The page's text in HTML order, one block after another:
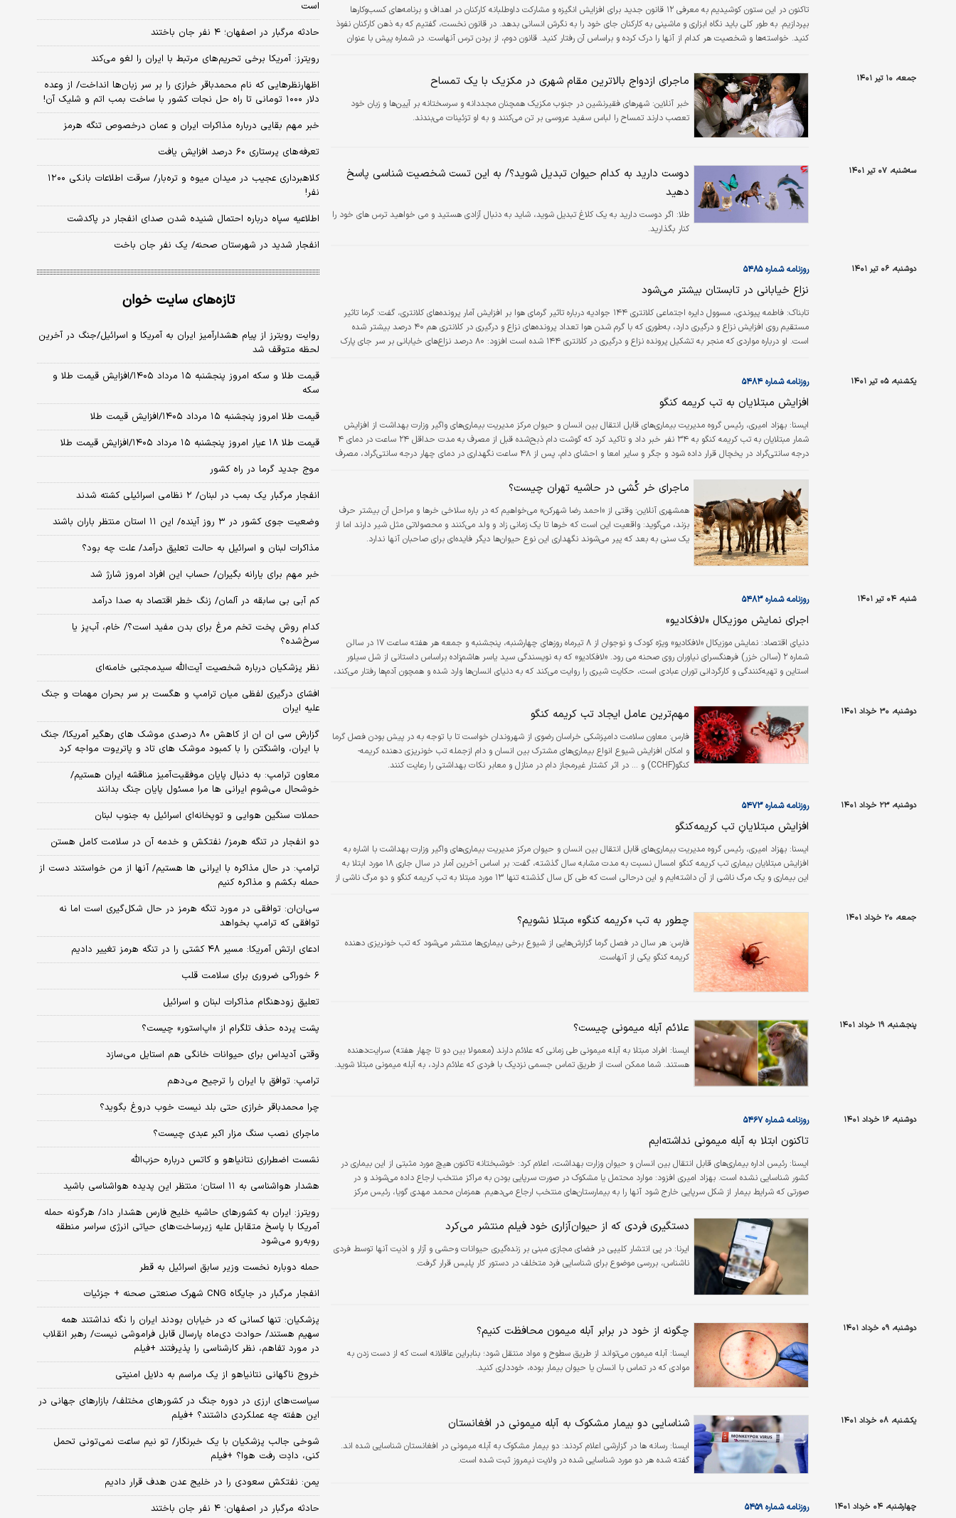
تاکنون در این ستون کوشیدیم به معرفی ۱۲ قانون جدید برای افزایش انگیزه و مشارکت داوطلبانه کارکنان در اهداف و برنامه‌‌‌های کسب‌وکارها
بپردازیم. به طور کلی باید نگاه ابزاری و ماشینی به کارکنان جای خود را به نگرش انسانی بدهد. در قانون نخست، گفتیم که به ذهن کارکنان نفوذ
کنید. خواسته‌‌‌ها و شخصیت هر کدام از آنها را درک کرده و براساس آن رفتار کنید. قانون دوم، از بردن ترس آنهاست. در شماره پیش با عنوان
جمعه، ۱۰ تیر ۱۴۰۱ ماجرای ازدواج بالاترین مقام شهری در مکزیک با یک تمساح
خبر آنلاین: شهرهای فقیرنشین در جنوب مکزیک همچنان مجددانه و سرسختانه بر آیین‌ها و زبان خود
تعصب دارند تمساح را لباس سفید عروسی بر تن می‌کنند و به او تزئینات می‌بندند.
سه‌شنبه، ۰۷ تیر ۱۴۰۱
دوست دارید به کدام حیوان تبدیل شوید؟/ به این تست شخصیت شناسی پاسخ
دهید
طلا: اگر دوست دارید به یک کلاغ تبدیل شوید، شاید به دنبال آزادی هستید و می خواهید ترس های خود را
کنار بگذارید.
دوشنبه، ۰۶ تیر ۱۴۰۱ روزنامه شماره ۵۴۸۵
نزاع خیابانی در تابستان بیشتر می‌شود
تابناک:
فاطمه پیوندی، مسوول دایره اجتماعی کلانتری ۱۴۴ جوادیه درباره تاثیر گرمای هوا بر افزایش آمار پرونده‌های کلانتری، گفت: گرما تاثیر
مستقیم روی افزایش نزاع و درگیری دارد، به‌طوری که با گرم شدن هوا تعداد پرونده‌های نزاع و درگیری در کلانتری هم ۴۰ درصد بیشتر شده
است. او درباره مواردی که منجر به تشکیل پرونده نزاع و درگیری در کلانتری ۱۴۴ شده است افزود: ۸۰ درصد نزاع‌های خیابانی بر سر جای پارک
یکشنبه، ۰۵ تیر ۱۴۰۱ روزنامه شماره ۵۴۸۴
افزایش مبتلایان به تب کریمه کنگو
ايسنا: بهزاد امیری، رئیس گروه مدیریت بیماری‌های قابل انتقال بین انسان و حیوان مرکز مدیریت بیماری‌های واگیر وزارت بهداشت از افزایش
شمار مبتلایان به تب کریمه کنگو به ۳۴ نفر خبر داد و تاکید کرد که گوشت دام ذبح‌شده قبل از مصرف به مدت حداقل ۲۴ ساعت در دمای ۴
درجه سانتی‌گراد در یخچال قرار داده شود و جگر و سایر امعا و احشای دام، پس از ۴۸ ساعت نگهداری در دمای چهار درجه سانتی‌گراد، مصرف
ماجرای خر کُشی در حاشیه تهران چیست؟
همشهری آنلاین: وقتی از «احمد رضا شهرکن» می‌خواهیم که در باره سلاخی خرها و مراحل آن بیشتر حرف
بزند، می‌گوید: واقعیت این است که خرها تا یک زمانی زاد و ولد می‌کنند و محصولاتی مثل شیر دارند اما از
یک سنی به‌ بعد که پیر می‌شوند نگهداری این نوع حیوان‌ها دیگر فایده‌ای برای صاحبان آنها ندارد.
شنبه، ۰۴ تیر ۱۴۰۱ روزنامه شماره ۵۴۸۳
اجرای نمایش موزیکال «لافکادیو»
دنیای اقتصاد:
نمایش موزیکال «لافکادیو» ویژه کودک و نوجوان از ۸ تیرماه روزهای چهارشنبه، پنجشنبه و جمعه هر هفته ساعت ۱۷ در سالن
شماره ۲ (سالن خزر) فرهنگسرای نیاوران روی صحنه می رود. «لافکادیو» که به نویسندگی سید یاسر هاشم‌زاده براساس داستانی از شل سیلور
استاین و تهیه‌کنندگی و کارگردانی توران عبادی است، حکایت شیری را روایت می‌کند که به دنیای انسان‌ها وارد شده و همچون آدم‌ها رفتار می‌کند،
دوشنبه، ۳۰ خرداد ۱۴۰۱ مهم‌ترین عامل ایجاد تب کریمه کنگو
فارس: معاون سلامت دامپزشکی خراسان رضوی از شهروندان خواست تا با توجه به در پیش بودن فصل گرما
و امکان افزایش شیوع انواع بیماری‌های مشترک بین انسان و دام ازجمله تب خونریزی دهنده کریمه-
کنگو(CCHF) و ... در اثر کشتار غیرمجاز دام در منازل و معابر نکات بهداشتی را رعایت کنند.
دوشنبه، ۲۳ خرداد ۱۴۰۱ روزنامه شماره ۵۴۷۳
افزایش مبتلایانِ تب کریمه‌کنگو
ايسنا: بهزاد امیری، رئیس گروه مدیریت بیماری‌های قابل انتقال بین انسان و حیوان مرکز مدیریت بیماری‌های واگیر وزارت بهداشت با اشاره به
افزایش مبتلایان بیماری تب کریمه کنگو امسال نسبت به مدت مشابه سال گذشته، گفت: بر اساس آخرین آمار در سال جاری ۱۸ مورد ابتلا به
این بیماری و یک مرگ ناشی از آن داشته‌ایم و این درحالی است که طی کل سال گذشته تنها ۱۳ مورد مبتلا به تب کریمه کنگو و دو مرگ ناشی از
جمعه، ۲۰ خرداد ۱۴۰۱ چطور به تب «کریمه کنگو» مبتلا نشویم؟
فارس: هر سال در فصل گرما گزارش‌هایی از شیوع برخی بیماری‌ها منتشر می‌شود که تب خونریزی دهنده
کریمه کنگو یکی از آنهاست.
پنجشنبه، ۱۹ خرداد ۱۴۰۱ علائم آبله میمونی چیست؟
ايسنا: افراد مبتلا به آبله میمونی طی زمانی که علائم دارند (معمولا بین دو تا چهار هفته) سرایت‌دهنده
هستند. شما ممکن است از طریق تماس جسمی نزدیک با فردی که علائم دارد، به آبله میمونی مبتلا شوید.
دوشنبه، ۱۶ خرداد ۱۴۰۱ روزنامه شماره ۵۴۶۷
تاکنون ابتلا به آبله میمونی نداشته‌ایم
ايسنا: رئیس اداره بیماری‌های قابل انتقال بین انسان و حیوان وزارت بهداشت، اعلام کرد: خوشبختانه تاکنون هیچ مورد مثبتی از این بیماری در
کشور شناسایی نشده است. بهزاد امیری افزود: موارد محتمل یا مشکوک در صورت سرپایی بودن به مراکز منتخب ارجاع داده می‌شوند و در
صورتی که شرایط بیمار از شکل سرپایی خارج شود آنها را به بیمارستان‌های منتخب ارجاع می‌دهیم. همزمان محمد مهدی گویا، رئیس مرکز
دستگیری فردی که از حیوان‌آزاری خود فیلم منتشر می‌کرد
ایرنا: در پی انتشار کلیپی در فضای مجازی مبنی بر زنده‌گیری حیوانات وحشی و آزار و اذیت آنها توسط فردی
ناشناس، بررسی موضوع برای شناسایی فرد متخلف در دستور کار پلیس قرار گرفت.
دوشنبه، ۰۹ خرداد ۱۴۰۱ چگونه از خود در برابر آبله میمون محافظت کنیم؟
ايسنا: آبله میمون می‌تواند از طریق سطوح و مواد منتقل شود؛ بنابراین عاقلانه است که از دست زدن به
موادی که در تماس با انسان یا حیوان بیمار بوده، خودداری کنید.
یکشنبه، ۰۸ خرداد ۱۴۰۱ شناسایی دو بیمار مشکوک به آبله میمونی در افغانستان
ايسنا: رسانه ها در گزارشی اعلام کردند: دو بیمار مشکوک به آبله میمونی در افغانستان شناسایی شده اند.
گفته شده هر دو مورد شناسایی شده در ولایت نیمروز ثبت شده است.
چهارشنبه، ۰۴ خرداد ۱۴۰۱ روزنامه شماره ۵۴۵۹
است
حادثه مرگبار در اصفهان؛ ۴ نفر جان باختند
رویترز: آمریکا برخی تحریم‌های مرتبط با ایران را لغو می‌کند
اظهارنظرهایی که نام محمدباقر خرازی را بر سر زبان‌ها انداخت/ از وعده
دلار ۱۰۰۰ تومانی تا راه حل نجات کشور با ساخت بمب اتم و شلیک آن!
خبر مهم بقایی درباره مذاکرات ایران و عمان درخصوص تنگه هرمز
تعرفه‌های پرستاری ۶۰ درصد افزایش یافت
کلاهبرداری عجیب در میدان میوه و تره‌بار/ سرقت اطلاعات بانکی ۱۲۰۰
نفر!
اطلاعیه سپاه درباره احتمال شنیده شدن صدای انفجار در پاکدشت
انفجار شدید در شهرستان صحنه/ یک نفر جان باخت
تازه‌های سایت خوان
روایت رویترز از پیام هشدارآمیز ایران به آمریکا و اسرائیل/جنگ در آخرین
لحظه متوقف شد
قیمت طلا و سکه امروز پنجشنبه ۱۵ مرداد ۱۴۰۵/افزایش قیمت طلا و
سکه
قیمت طلا امروز پنجشنبه ۱۵ مرداد ۱۴۰۵/افزایش قیمت طلا
قیمت طلا ۱۸ عیار امروز پنجشنبه ۱۵ مرداد ۱۴۰۵/افزایش قیمت طلا
موج جدید گرما در راه کشور
انفجار مرگبار یک بمب در لبنان/ ۲ نظامی اسرائیلی کشته شدند
وضعیت جوی کشور در ۳ روز آینده/ این ۱۱ استان منتظر باران باشند
مذاکرات لبنان و اسرائیل به حالت تعلیق درآمد/ علت چه بود؟
خبر مهم برای یارانه بگیران/ حساب این افراد امروز شارژ شد
کم آبی بی سابقه در آلمان/ زنگ خطر اقتصاد به صدا درآمد
کدام روش پخت تخم مرغ برای بدن مفید است؟/ خام، آب‌پز یا
سرخ‌شده؟
نظر پزشکیان درباره شخصیت آیت‌الله سیدمجتبی خامنه‌ای
افشای درگیری لفظی میان ترامپ و هگست بر سر بحران مهمات و جنگ
علیه ایران
گزارش سی ان ان از کاهش ۸۰ درصدی موشک های رهگیر آمریکا/ جنگ
با ایران، واشنگتن را با کمبود موشک های تاد و پاتریوت مواجه کرد
معاون ترامپ: به دنبال پایان موفقیت‌آمیز مناقشه ایران هستیم/
خوشحال می‌شوم ایرانی ها مرا مسئول پایان جنگ بدانند
حملات سنگین هوایی و توپخانه‌ای اسرائیل به جنوب لبنان
دو انفجار در تنگه هرمز/ نفتکش و خدمه آن در سلامت کامل هستن
ترامپ: در حال مذاکره با ایرانی ها هستیم/ آنها از من خواستند دست از
حمله بکشم و مذاکره کنیم
سی‌ان‌ان: توافقی در مورد تنگه هرمز در حال شکل‌گیری است اما نه
توافقی که ترامپ بخواهد
ادعای ارتش آمریکا: مسیر ۴۸ کشتی را در تنگه هرمز تغییر دادیم
۶ خوراکی ضروری برای سلامت قلب
تعلیق زودهنگام مذاکرات لبنان و اسرائیل
پشت پرده حذف تلگرام از «اپ‌استور» چیست؟
وقتی آدیداس برای حیوانات خانگی هم استایل می‌سازد
ترامپ: توافق با ایران را ترجیح می‌دهم
چرا محمدباقر خرازی حتی بلد نیست خوب دروغ بگوید؟
ماجرای نصب سنگ مزار اکبر عبدی چیست؟
نشست اضطراری نتانیاهو و کاتس درباره حزب‌الله
هشدار هواشناسی به ۱۱ استان؛ منتظر این پدیده هواشناسی باشید
رویترز: ایران به کشورهای حاشیه خلیج فارس هشدار داد/ هرگونه حمله
آمریکا با پاسخ متقابل علیه زیرساخت‌های حیاتی انرژی سراسر منطقه
روبه‌رو می‌شود
حمله دوباره نخست وزیر سابق اسرائیل به قطر
انفجار مرگبار در جایگاه CNG شهرک صنعتی صحنه + جزئیات
پزشکیان: تنها کسانی که در خیابان بودند ایران را نگه نداشتند همه
سهیم هستند/ حوادث دی‌ماه پارسال قابل فراموشی نیست/ رهبر انقلاب
در مورد تفاهم، نظر کارشناسی را پذیرفتند +فیلم
خروج ناگهانی نتانیاهو از یک مراسم به دلایل امنیتی
سیاست‌های ارزی در دوره جنگ در کشورهای مختلف/ بازارهای جهانی در
این هفته چه عملکردی داشتند؟ +فیلم
شوخی جالب پزشکیان با یک خبرنگار/ تو نیم ساعت نمی‌تونی تحمل
کنی، دادِت رفت هوا؟ +فیلم
یمن: نفتکش سعودی را در خلیج عدن هدف قرار دادیم
حادثه مرگبار در اصفهان؛ ۴ نفر جان باختند